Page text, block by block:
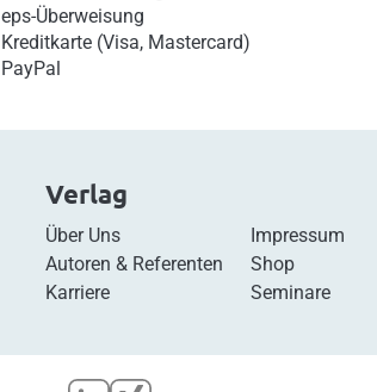
eps-Überweisung
Kreditkarte (Visa, Mastercard)
PayPal
Verlag
Über Uns
Autoren & Referenten
Karriere
Impressum
Shop
Seminare